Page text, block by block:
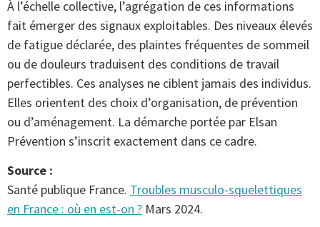
À l’échelle collective, l’agrégation de ces informations
fait émerger des signaux exploitables. Des niveaux élevés
de fatigue déclarée, des plaintes fréquentes de sommeil
ou de douleurs traduisent des conditions de travail
perfectibles. Ces analyses ne ciblent jamais des individus.
Elles orientent des choix d’organisation, de prévention
ou d’aménagement. La démarche portée par Elsan
Prévention s’inscrit exactement dans ce cadre.
Source :
Santé publique France. Troubles musculo-squelettiques
en France : où en est-on ? Mars 2024.